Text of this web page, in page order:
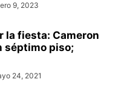
9, 2023
la fiesta: Cameron
séptimo piso;
24, 2021